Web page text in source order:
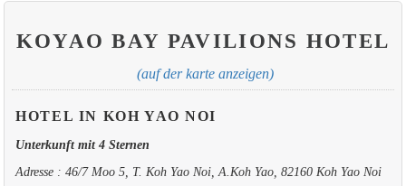
KOYAO BAY PAVILIONS HOTEL
(auf der karte anzeigen)
HOTEL IN KOH YAO NOI
Unterkunft mit 4 Sternen
Adresse : 46/7 Moo 5, T. Koh Yao Noi, A.Koh Yao, 82160 Koh Yao Noi